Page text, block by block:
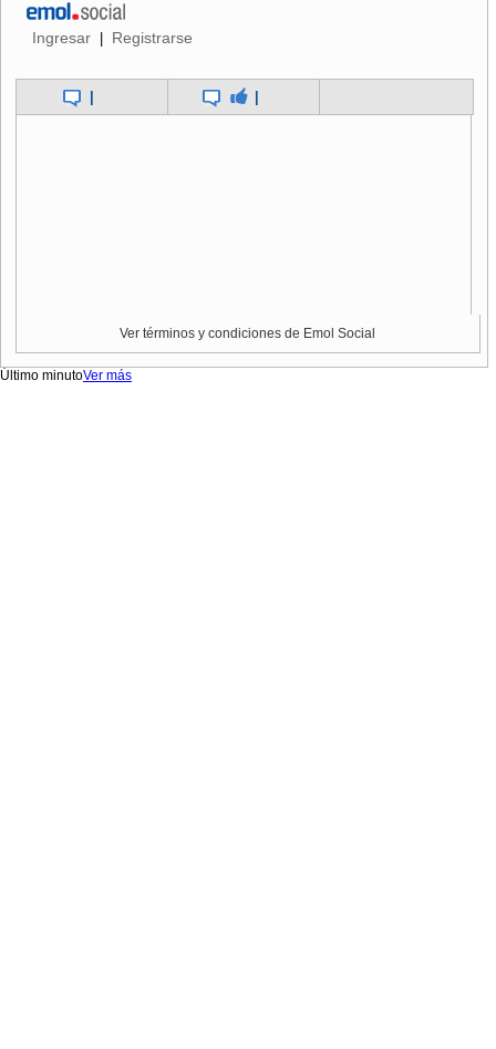
Ingresar | Registrarse
| |
Ver términos y condiciones de Emol Social
Último minutoVer más